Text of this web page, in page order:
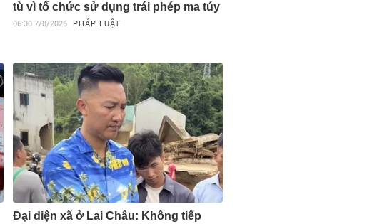
tù vì tổ chức sử dụng trái phép ma túy
06:30 7/8/2026 PHÁP LUẬT
Đại diện xã ở Lai Châu: Không tiếp